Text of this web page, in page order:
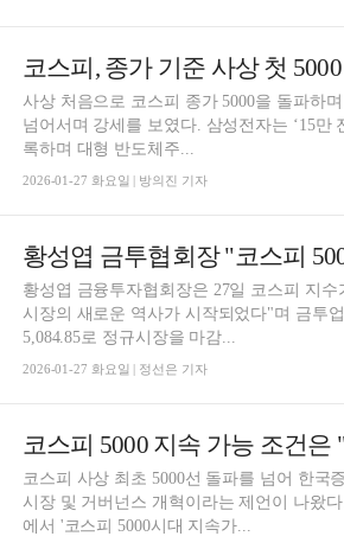
사상 처음으로 코스피 종가 5000을 돌파하
넘어서며 강세를 보였다. 삼성전자는 ‘15만
록하며 대형 반도체주...
2026-01-27 화요일 | 방의진 기자
황성엽 금투협회장 "코스피
황성엽 금융투자협회장은 27일 코스피 지
시장의 새로운 역사가 시작되었다"며 금투
5,084.85로 정규시장을 마감...
2026-01-27 화요일 | 정선은 기자
코스피 사상 최초 5000선 돌파를 넘어 한국
시장 및 거버넌스 개혁이라는 제언이 나왔
에서 '코스피 5000시대 지속가...